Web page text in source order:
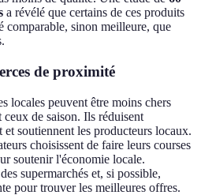
a révélé que certains de ces produits
comparable, sinon meilleure, que
de proximité
locales peuvent être moins chers
de saison. Ils réduisent
soutiennent les producteurs locaux.
choisissent de faire leurs courses
soutenir l'économie locale.
supermarchés et, si possible,
pour trouver les meilleures offres.